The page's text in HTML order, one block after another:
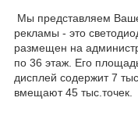
Мы представляем
рекламы - это
размещен на
по 36 этаж. Его
дисплей содержит 7
вмещают 45 тыс.точек.